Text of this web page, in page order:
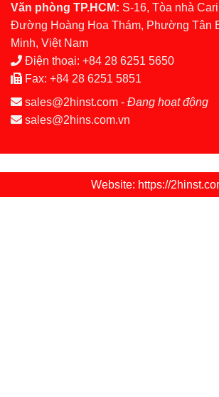
Văn phòng TP.HCM: S-16, Tòa nhà
Đường Hoàng Hoa Thám, Phường Tân
Minh, Việt Nam
Điện thoại: +84 28 6251 5650
Fax: +84 28 6251 5851
sales@2hinst.com - Đang hoạt động
sales@2hins.com.vn
Website: https://